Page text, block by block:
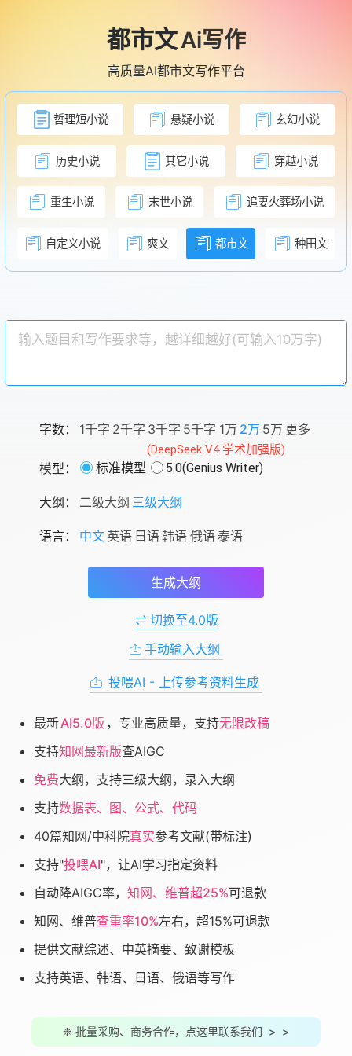
都市文Ai写作
高质量AI都市文写作平台
哲理短小说 悬疑小说 玄幻小说
历史小说 其它小说 穿越小说
重生小说 末世小说 追妻火葬场小说
自定义小说 爽文 都市文 种田文
字数： 1千字 2千字 3千字 5千字 1万 2万 5万 更多
模型： 标准模型 5.0(Genius Writer)
(DeepSeek V4 学术加强版)
大纲： 二级大纲 三级大纲
语言： 中文 英语 日语韩语 俄语泰语
生成大纲
切换至4.0版
手动输入大纲
投喂AI - 上传参考资料生成
最新AI5.0版 ，专业高质量，支持无限改稿
支持知网最新版查AIGC
免费大纲，支持三级大纲，录入大纲
支持数据表、图、公式、代码
40篇知网/中科院真实参考文献(带标注)
支持"投喂AI"，让AI学习指定资料
自动降AIGC率， 知网、维普超25%可退款
知网、维普查重率10%左右，超15%可退款
提供文献综述、中英摘要、致谢模板
支持英语、韩语、日语、俄语等写作
❉ 批量采购、商务合作，点这里联系我们 > >